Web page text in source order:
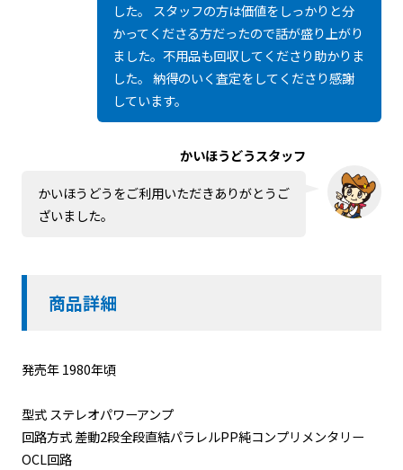
した。 スタッフの方は価値をしっかりと分
かってくださる方だったので話が盛り上がり
ました。不用品も回収してくださり助かりま
した。 納得のいく査定をしてくださり感謝
しています。
かいほうどうスタッフ
かいほうどうをご利用いただきありがとうご
ざいました。
商品詳細
発売年 1980年頃
型式 ステレオパワーアンプ
回路方式 差動2段全段直結パラレルPP純コンプリメンタリー
OCL回路